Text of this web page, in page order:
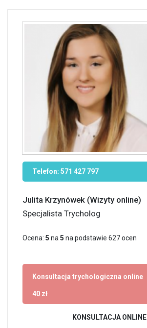
Telefon: 571 427 797
Julita Krzynówek (Wizyty online)
Specjalista Trycholog
Ocena: 5 na5 na podstawie 627ocen
Konsultacja trychologiczna online
40 zł
KONSULTACJA ONLINE